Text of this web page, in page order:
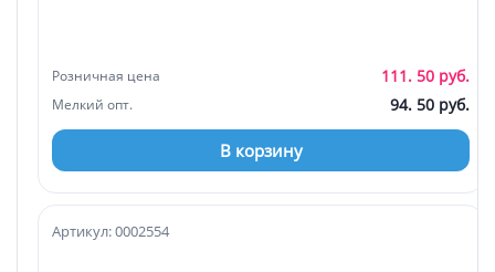
Розничная цена 111. 50 руб.
Мелкий опт. 94. 50 руб.
В корзину
Артикул: 0002554